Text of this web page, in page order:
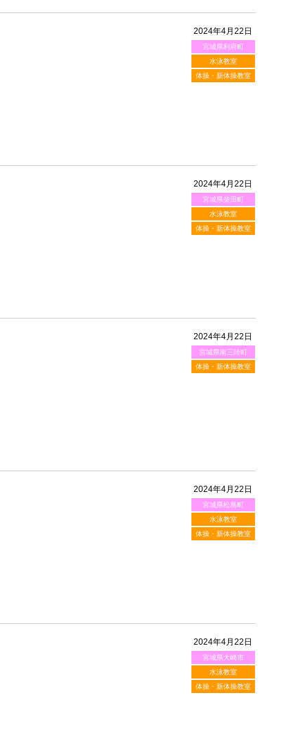
2024年4月22日
宮城県利府町
水泳教室
体操・新体操教室
2024年4月22日
宮城県柴田町
水泳教室
体操・新体操教室
2024年4月22日
宮城県南三陸町
体操・新体操教室
2024年4月22日
宮城県松島町
水泳教室
体操・新体操教室
2024年4月22日
宮城県大崎市
水泳教室
体操・新体操教室